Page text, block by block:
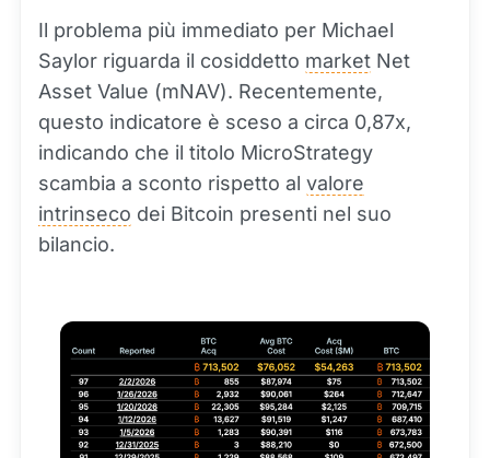
Il problema più immediato per Michael
Saylor riguarda il cosiddetto market Net
Asset Value (mNAV). Recentemente,
questo indicatore è sceso a circa 0,87x,
indicando che il titolo MicroStrategy
scambia a sconto rispetto al valore
intrinseco dei Bitcoin presenti nel suo
bilancio.